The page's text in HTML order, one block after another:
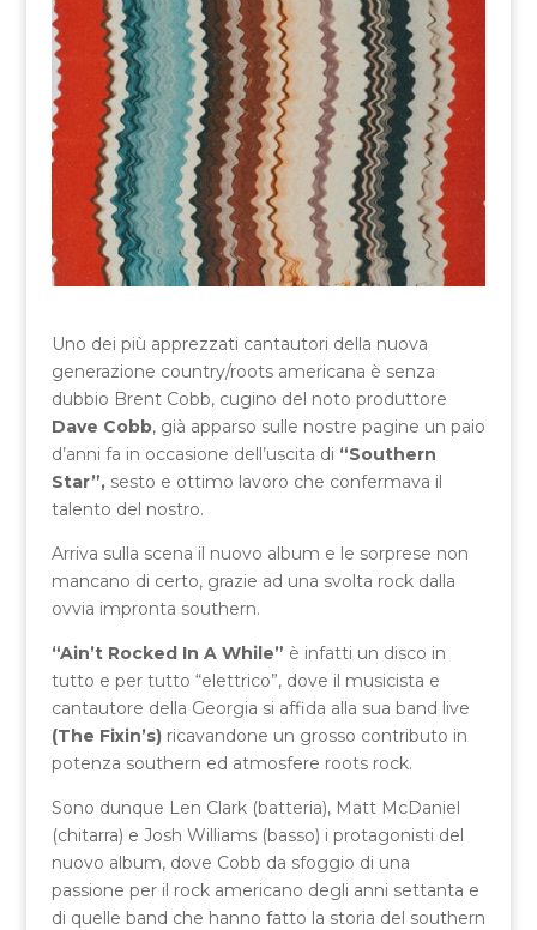
Uno dei più apprezzati cantautori della nuova
generazione country/roots americana è senza
dubbio Brent Cobb, cugino del noto produttore
Dave Cobb, già apparso sulle nostre pagine un paio
d’anni fa in occasione dell’uscita di “Southern
Star”,sesto e ottimo lavoro che confermava il
talento del nostro.
Arriva sulla scena il nuovo album e le sorprese non
mancano di certo, grazie ad una svolta rock dalla
ovvia impronta southern.
“Ain’t Rocked In A While” è infatti un disco in
tutto e per tutto “elettrico”, dove il musicista e
cantautore della Georgia si affida alla sua band live
(The Fixin’s)ricavandone un grosso contributo in
potenza southern ed atmosfere roots rock.
Sono dunque Len Clark (batteria), Matt McDaniel
(chitarra) e Josh Williams (basso) i protagonisti del
nuovo album, dove Cobb da sfoggio di una
passione per il rock americano degli anni settanta e
di quelle band che hanno fatto la storia del southern